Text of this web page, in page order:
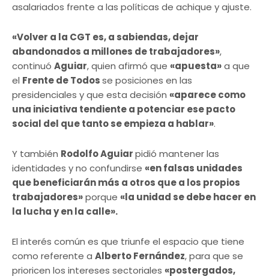
asalariados frente a las políticas de achique y ajuste.
«Volver a la CGT es, a sabiendas, dejar
abandonados a millones de trabajadores»,
continuó Aguiar, quien afirmó que «apuesta»a que
el Frente de Todosse posiciones en las
presidenciales y que esta decisión «aparece como
una iniciativa tendiente a potenciar ese pacto
social del que tanto se empieza a hablar».
Y también Rodolfo Aguiarpidió mantener las
identidades y no confundirse «en falsas unidades
que beneficiarán más a otros que a los propios
trabajadores»porque «la unidad se debe hacer en
la lucha y en la calle».
El interés común es que triunfe el espacio que tiene
como referente a Alberto Fernández, para que se
prioricen los intereses sectoriales «postergados,